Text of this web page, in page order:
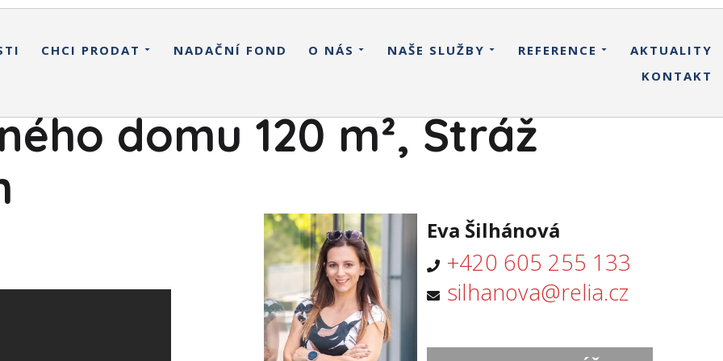
CHCI PRODAT NADAČNÍ FOND O NÁS NAŠE SLUŽBY REFERENCE
AKTUALITY
KONTAKT
domu 120 m², Stráž
Eva Šilhánová
+420 605 255 133
silhanova@relia.cz